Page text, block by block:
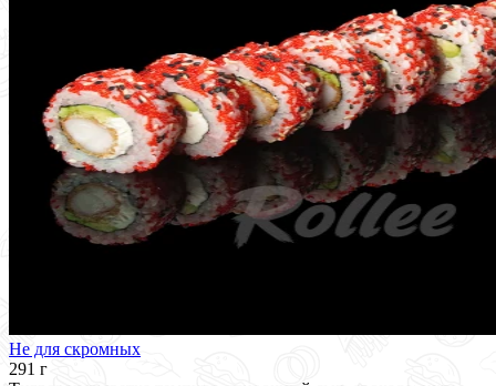
Не для скромных
291 г